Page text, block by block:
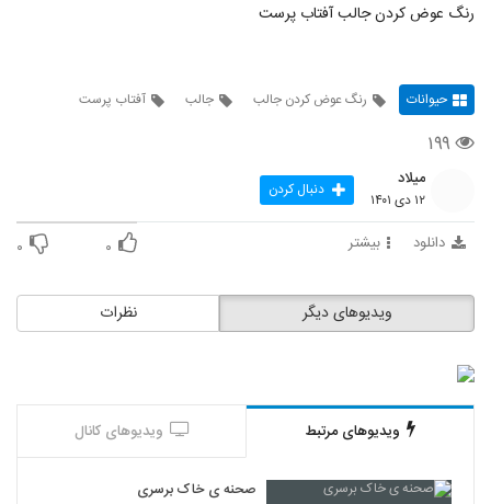
رنگ عوض کردن جالب آفتاب پرست
حیوانات رنگ عوض کردن جالب جالب آفتاب پرست
۱۹۹
میلاد
۱۲ دی ۱۴۰۱ دنبال کردن
دانلود بیشتر ۰ ۰
نظرات ویدیوهای دیگر
ویدیوهای مرتبط ویدیوهای کانال
صحنه ی خاک برسری